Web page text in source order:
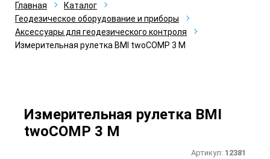
Главная
Каталог
Геодезическое оборудование и приборы
Аксессуары для геодезического контроля
Измерительная рулетка BMI twoCOMP 3 M
Измерительная рулетка BMI
twoCOMP 3 M
Артикул: 12381